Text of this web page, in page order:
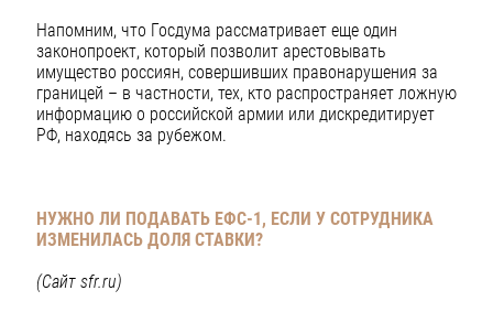
Напомним, что Госдума рассматривает еще один
законопроект, который позволит арестовывать
имущество россиян, совершивших правонарушения за
границей – в частности, тех, кто распространяет ложную
информацию о российской армии или дискредитирует
РФ, находясь за рубежом.
НУЖНО ЛИ ПОДАВАТЬ ЕФС-1, ЕСЛИ У СОТРУДНИКА
ИЗМЕНИЛАСЬ ДОЛЯ СТАВКИ?
(Сайт sfr.ru)